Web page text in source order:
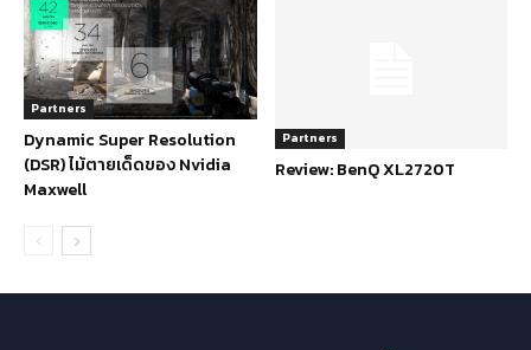
Partners
Dynamic Super Resolution
(DSR) ไม้ตายเด็ดของ Nvidia
Maxwell
Partners
Review: BenQ XL2720T